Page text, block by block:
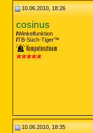
10.06.2010, 18:26
cosinus
Winkelfunktion
TB-Süch-Tiger™
10.06.2010, 18:35